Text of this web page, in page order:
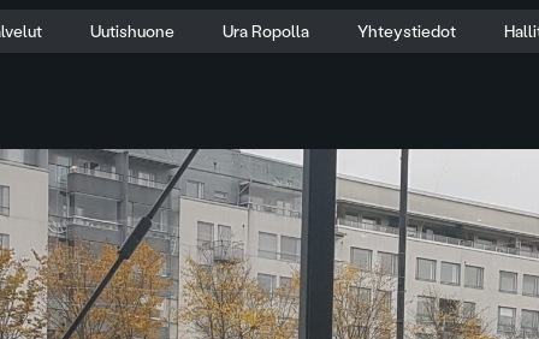
Uutishuone Ura Ropolla Yhteystiedot